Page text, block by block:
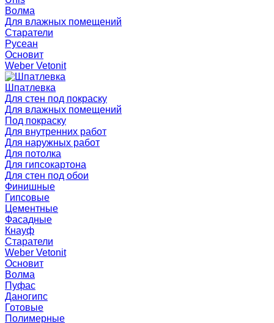
Волма
Для влажных помещений
Старатели
Русеан
Основит
Weber Vetonit
Шпатлевка
Для стен под покраску
Для влажных помещений
Под покраску
Для внутренних работ
Для наружных работ
Для потолка
Для гипсокартона
Для стен под обои
Финишные
Гипсовые
Цементные
Фасадные
Кнауф
Старатели
Weber Vetonit
Основит
Волма
Пуфас
Даногипс
Готовые
Полимерные